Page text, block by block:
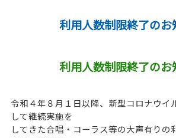
利用人数制限終了のお
利用人数制限終了のお
令和４年８月１日以降、新型コロナウイ
して継続実施を
してきた合唱・コーラス等の大声有りの